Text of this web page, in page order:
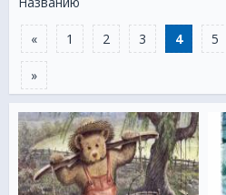
« 1 2 3 4 5
»